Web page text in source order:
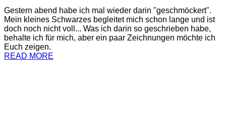
Gestern abend habe ich mal wieder darin "geschmöckert".
Mein kleines Schwarzes begleitet mich schon lange und ist
doch noch nicht voll... Was ich darin so geschrieben habe,
behalte ich für mich, aber ein paar Zeichnungen möchte ich
Euch zeigen.
READ MORE